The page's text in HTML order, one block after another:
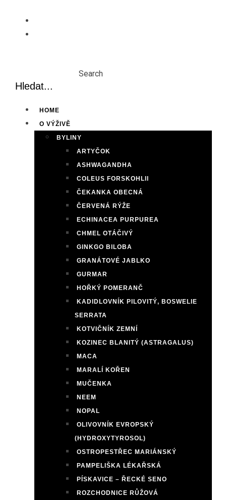
content
Search
HOME
O VÝŽIVĚ
BYLINY
ARTYČOK
ASHWAGANDHA
COLEUS FORSKOHLII
ČEKANKA OBECNÁ
ČERVENÁ RÝŽE
ECHINACEA PURPUREA
CHMEL OTÁČIVÝ
GINKGO BILOBA
GRANÁTOVÉ JABLKO
GURMAR
HOŘKÝ POMERANČ
KADIDLOVNÍK PILOVITÝ, BOSWELIE
SERRATA
KOTVIČNÍK ZEMNÍ
KOZINEC BLANITÝ (ASTRAGALUS)
MACA
MARALÍ KOŘEN
MUČENKA
NEEM
NOPAL
OLIVOVNÍK EVROPSKÝ
(HYDROXYTYROSOL)
OSTROPESTŘEC MARIÁNSKÝ
PAMPELIŠKA LÉKAŘSKÁ
PÍSKAVICE – ŘECKÉ SENO
ROZCHODNICE RŮŽOVÁ